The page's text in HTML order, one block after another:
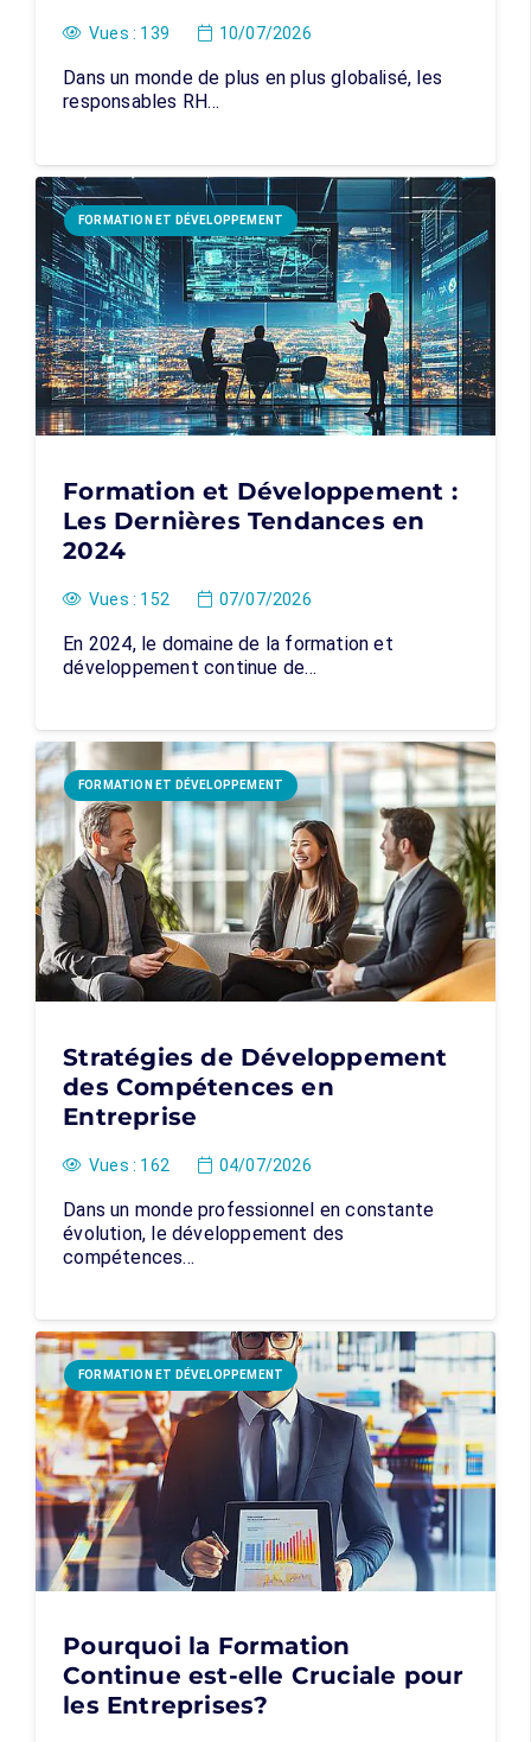
Vues : 139 10/07/2026
Dans un monde de plus en plus globalisé, les
responsables RH…
FORMATION ET DÉVELOPPEMENT
Formation et Développement :
Les Dernières Tendances en
2024
Vues : 152 07/07/2026
En 2024, le domaine de la formation et
développement continue de…
FORMATION ET DÉVELOPPEMENT
Stratégies de Développement
des Compétences en
Entreprise
Vues : 162 04/07/2026
Dans un monde professionnel en constante
évolution, le développement des
compétences…
FORMATION ET DÉVELOPPEMENT
Pourquoi la Formation
Continue est-elle Cruciale pour
les Entreprises?